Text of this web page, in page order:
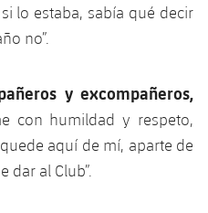
lo estaba, sabía qué decir
no”.
y excompañeros,
con humildad y respeto,
aquí de mí, aparte de
dar al Club”.